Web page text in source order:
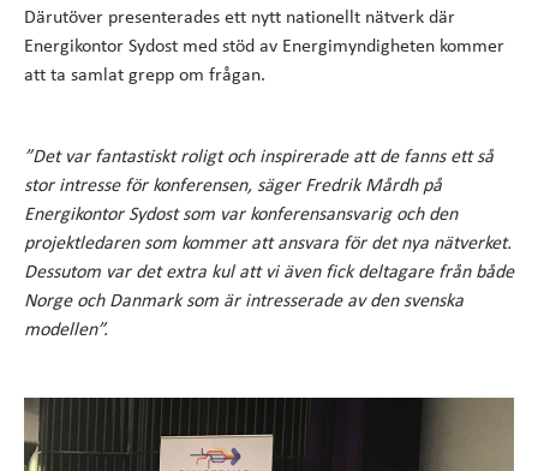
Därutöver presenterades ett nytt nationellt nätverk där
Energikontor Sydost med stöd av Energimyndigheten kommer
att ta samlat grepp om frågan.
”Det var fantastiskt roligt och inspirerade att de fanns ett så
stor intresse för konferensen, säger Fredrik Mårdh på
Energikontor Sydost som var konferensansvarig och den
projektledaren som kommer att ansvara för det nya nätverket.
Dessutom var det extra kul att vi även fick deltagare från både
Norge och Danmark som är intresserade av den svenska
modellen”.